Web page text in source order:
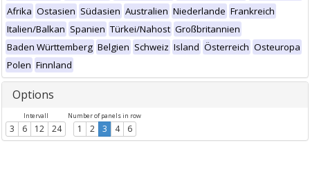
Afrika Ostasien Südasien Australien Niederlande Frankreich
Italien/Balkan Spanien Türkei/Nahost Großbritannien
Baden Württemberg Belgien Schweiz Island Österreich Osteuropa
Polen Finnland
Options
Intervall
3 6 12 24
Number of panels in row
1 2 3 4 6